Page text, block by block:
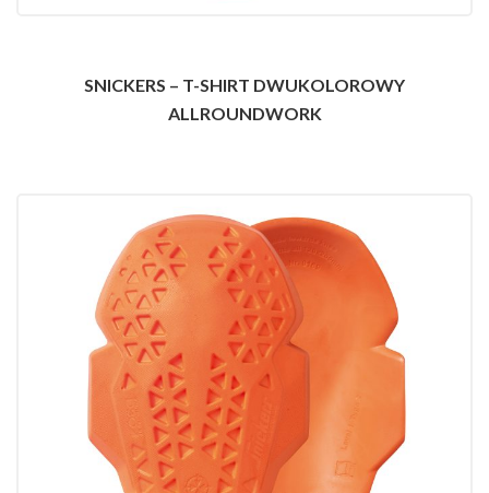
SNICKERS – T-SHIRT DWUKOLOROWY
ALLROUNDWORK